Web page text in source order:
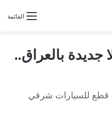
القائمة
جديدة بالعراق..
للسيارات شرقي